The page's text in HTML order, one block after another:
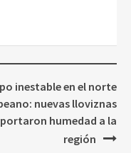
inestable en el norte
nuevas lloviznas
humedad a la
región